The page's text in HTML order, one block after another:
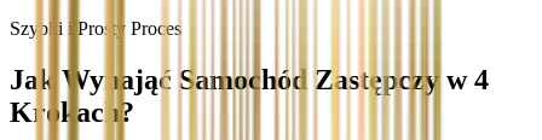
Szybki i Prosty Proces
Jak Wynająć Samochód Zastępczy w 4
Krokach?